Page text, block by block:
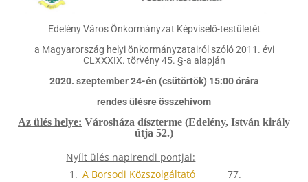
Edelény Város Önkormányzat Képviselő-testületét
a Magyarország helyi önkormányzatairól szóló 2011. évi
CLXXXIX. törvény 45. §-a alapján
2020. szeptember 24-én (csütörtök) 15:00 órára
rendes ülésre összehívom
Az ülés helye: Városháza díszterme (Edelény, István király
útja 52.)
Nyílt ülés napirendi pontjai:
1. A Borsodi Közszolgáltató
77.